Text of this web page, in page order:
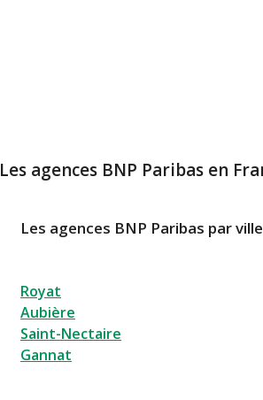
Les agences BNP Paribas en
Les agences BNP Paribas par ville
Royat
Aubière
Saint-Nectaire
Gannat